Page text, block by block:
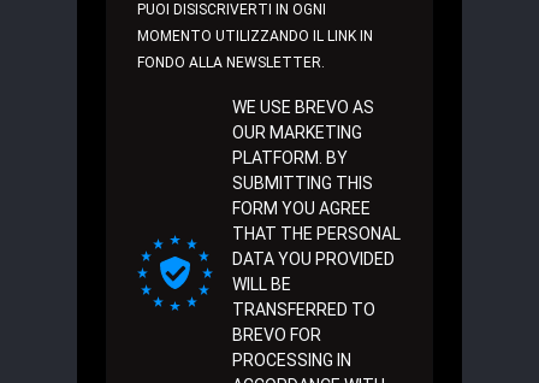
PUOI DISISCRIVERTI IN OGNI
MOMENTO UTILIZZANDO IL LINK IN
FONDO ALLA NEWSLETTER.
WE USE BREVO AS
OUR MARKETING
PLATFORM. BY
SUBMITTING THIS
FORM YOU AGREE
THAT THE PERSONAL
DATA YOU PROVIDED
WILL BE
TRANSFERRED TO
BREVO FOR
PROCESSING IN